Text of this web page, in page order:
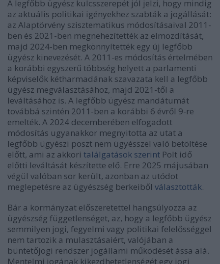
A legfőbb ügyész kulcsszerepét jól jelzi, hogy mindig
az aktuális politikai igényekhez szabták a jogállását:
az Alaptörvény szisztematikus módosításaival 2011-
ben és 2021-ben megnehezítették az elmozdítását,
majd 2024-ben megkönnyítették egy új legfőbb
ügyész kinevezését. A 2011-es módosítás értelmében
a korábbi egyszerű többség helyett a parlamenti
képviselők kétharmadának szavazata kell a legfőbb
ügyész megválasztásához, majd 2021-től a
leváltásához is. A legfőbb ügyész mandátumát
továbbá szintén 2011-ben a korábbi 6 évről 9-re
emelték. A 2024 decemberében elfogadott
módosítás ugyanakkor megnyitotta az utat a
legfőbb ügyészi poszt nem ügyésszel való betöltése
előtt, ami az akkori találgatások szerint Polt idő
előtti leváltását készítette elő. Erre 2025 májusában
végül valóban sor került, azonban az utódot
meglepetésre az ügyészség berkeiből választották.
Bár a kormányzat előszeretettel hangsúlyozza az
ügyészség függetlenséget, az, hogy a legfőbb ügyész
semmilyen jogi, fegyelmi vagy politikai felelősséggel
nem tartozik a mulasztásaiért, valójában a
büntetőjogi rendszer jogállami működését ássa alá.
Mentelmi jogának kikezdhetetlenségét egy jogi